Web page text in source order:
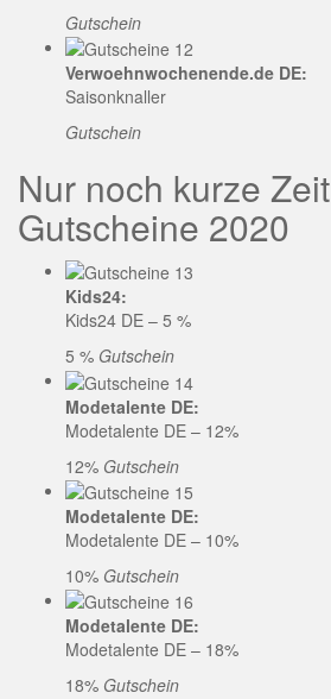
Gutschein
Verwoehnwochenende.de DE:
Saisonknaller
Gutschein
Nur noch kurze Zeit
Gutscheine 2020
Kids24:
Kids24 DE – 5 %
5 % Gutschein
Modetalente DE:
Modetalente DE – 12%
12% Gutschein
Modetalente DE:
Modetalente DE – 10%
10% Gutschein
Modetalente DE:
Modetalente DE – 18%
18% Gutschein